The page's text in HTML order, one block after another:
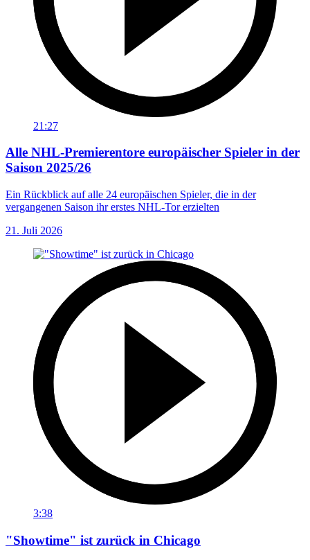
21:27
Alle NHL-Premierentore europäischer Spieler in der
Saison 2025/26
Ein Rückblick auf alle 24 europäischen Spieler, die in der
vergangenen Saison ihr erstes NHL-Tor erzielten
21. Juli 2026
3:38
"Showtime" ist zurück in Chicago